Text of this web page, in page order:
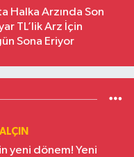
Halka Arzında Son
TL’lik Arz İçin
Sona Eriyor
yeni dönem! Yeni